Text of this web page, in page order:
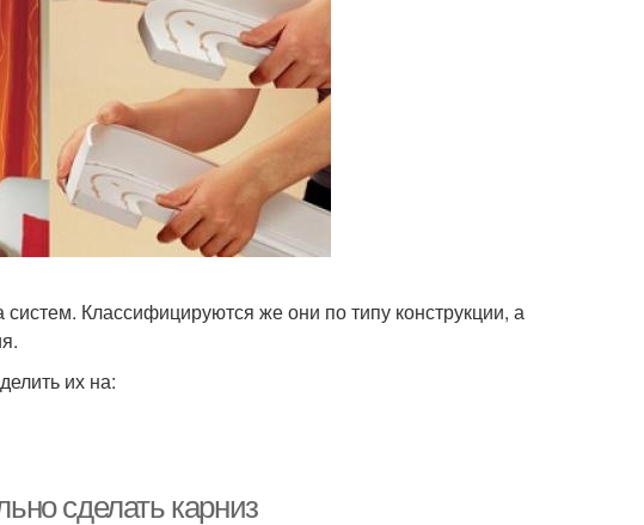
Классифицируются же они по типу конструкции, а
их на:
сделать карниз